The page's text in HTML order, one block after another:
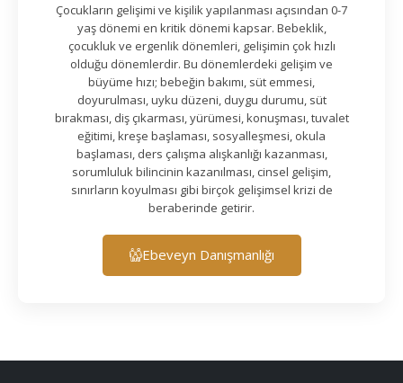
Çocukların gelişimi ve kişilik yapılanması açısından 0-7
yaş dönemi en kritik dönemi kapsar. Bebeklik,
çocukluk ve ergenlik dönemleri, gelişimin çok hızlı
olduğu dönemlerdir. Bu dönemlerdeki gelişim ve
büyüme hızı; bebeğin bakımı, süt emmesi,
doyurulması, uyku düzeni, duygu durumu, süt
bırakması, diş çıkarması, yürümesi, konuşması, tuvalet
eğitimi, kreşe başlaması, sosyalleşmesi, okula
başlaması, ders çalışma alışkanlığı kazanması,
sorumluluk bilincinin kazanılması, cinsel gelişim,
sınırların koyulması gibi birçok gelişimsel krizi de
beraberinde getirir.
Ebeveyn Danışmanlığı